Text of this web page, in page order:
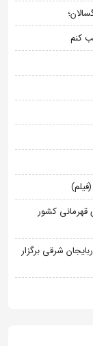
کنم
قهرمانی کشور
از 17 مرداد در آذربایجان شرقی برگزار